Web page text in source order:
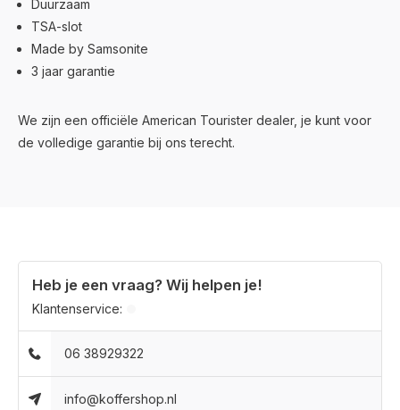
Duurzaam
TSA-slot
Made by Samsonite
3 jaar garantie
We zijn een officiële American Tourister dealer, je kunt voor
de volledige garantie bij ons terecht.
Heb je een vraag? Wij helpen je!
Klantenservice:
06 38929322
info@koffershop.nl